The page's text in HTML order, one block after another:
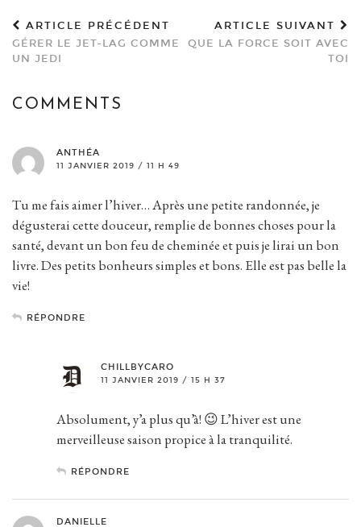
ARTICLE PRÉCÉDENT
GÉRER LE JET-LAG COMME
UN JEDI
ARTICLE SUIVANT
QUE LA FORCE SOIT AVEC
TOI
COMMENTS
ANTHÉA
11 JANVIER 2019 / 11 H 49
Tu me fais aimer l’hiver… Après une petite randonnée, je
dégusterai cette douceur, remplie de bonnes choses pour la
santé, devant un bon feu de cheminée et puis je lirai un bon
livre. Des petits bonheurs simples et bons. Elle est pas belle la
vie!
RÉPONDRE
CHILLBYCARO
11 JANVIER 2019 / 15 H 37
Absolument, y’a plus qu’à! 😉 L’hiver est une
merveilleuse saison propice à la tranquilité.
RÉPONDRE
DANIELLE